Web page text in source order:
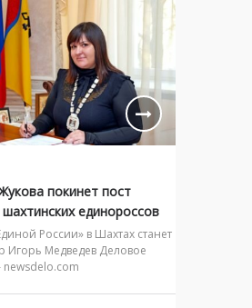
покинет пост
единороссов
России» в Шахтах станет
Игорь Медведев Деловое